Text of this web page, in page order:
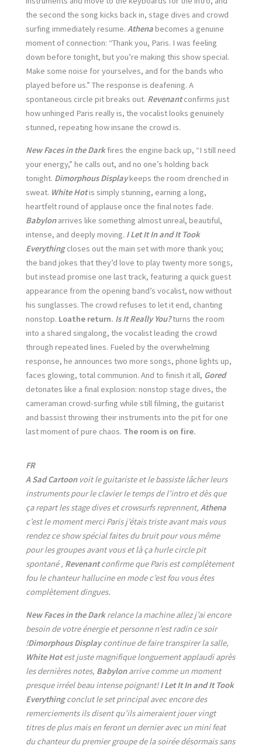
the second the song kicks back in, stage dives and crowd
surfing immediately resume.Athenabecomes a genuine
moment of connection: “Thank you, Paris. I was feeling
down before tonight, but you’re making this show special.
Make some noise for yourselves, and for the bands who
played before us.” The response is deafening. A
spontaneous circle pit breaks out. Revenantconfirms just
how unhinged Paris really is, the vocalist looks genuinely
stunned, repeating how insane the crowd is.
New Faces in the Dark fires the engine back up, “I still need
your energy,” he calls out, and no one’s holding back
tonight. Dimorphous Displaykeeps the room drenched in
sweat. White Hotis simply stunning, earning a long,
heartfelt round of applause once the final notes fade.
Babylonarrives like something almost unreal, beautiful,
intense, and deeply moving. I Let It In and It Took
Everythingcloses out the main set with more thank you;
the band jokes that they’d love to play twenty more songs,
but instead promise one last track, featuring a quick guest
appearance from the opening band’s vocalist, now without
his sunglasses. The crowd refuses to let it end, chanting
nonstop. Loathe return. Is It Really You?turns the room
into a shared singalong, the vocalist leading the crowd
through repeated lines. Fueled by the overwhelming
response, he announces two more songs, phone lights up,
faces glowing, total communion. And to finish it all, Gored
detonates like a final explosion: nonstop stage dives, the
cameraman crowd-surfing while still filming, the guitarist
and bassist throwing their instruments into the pit for one
last moment of pure chaos. The room is on fire.
FR
A Sad Cartoon voit le guitariste et le bassiste lâcher leurs
instruments pour le clavier le temps de l’intro et dès que
ça repart les stage dives et crowsurfs reprennent,Athena
c’est le moment merci Paris j’étais triste avant mais vous
rendez ce show spécial faites du bruit pour vous même
pour les groupes avant vous et là ça hurle circle pit
spontané , Revenantconfirme que Paris est complètement
fou le chanteur hallucine en mode c’est fou vous êtes
complètement dingues.
New Faces in the Darkrelance la machine allez j’ai encore
besoin de votre énergie et personne n’est radin ce soir
!Dimorphous Displaycontinue de faire transpirer la salle,
White Hotest juste magnifique longuement applaudi après
les dernières notes, Babylonarrive comme un moment
presque irréel beau intense poignant!I Let It In and It Took
Everythingconclut le set principal avec encore des
remerciements ils disent qu’ils aimeraient jouer vingt
titres de plus mais en feront un dernier avec un mini feat
du chanteur du premier groupe de la soirée désormais sans